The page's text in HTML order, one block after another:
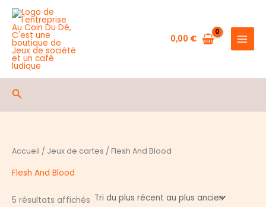
Aller
contenu
0,00 €
Rechercher
Accueil / Jeux de cartes / Flesh And Blood
Flesh And Blood
5 résultats affichés Trié